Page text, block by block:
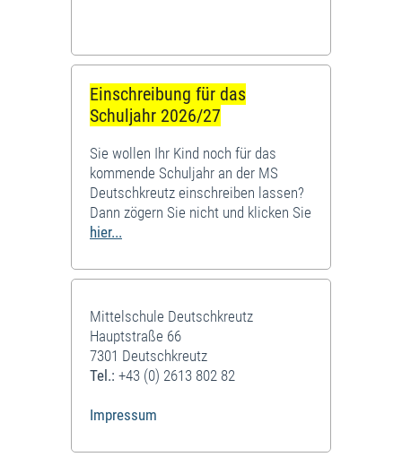
Einschreibung für das
Schuljahr 2026/27
Sie wollen Ihr Kind noch für das
kommende Schuljahr an der MS
Deutschkreutz einschreiben lassen?
Dann zögern Sie nicht und klicken Sie
hier...
Mittelschule Deutschkreutz
Hauptstraße 66
7301 Deutschkreutz
Tel.: +43 (0) 2613 802 82
Impressum